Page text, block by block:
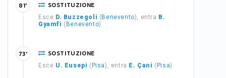
SOSTITUZIONE
Esce D. Buzzegoli ( Benevento), entra B.
Gyamfi ( Benevento)
81'
SOSTITUZIONE
Esce U. Eusepi ( Pisa), entra E. Çani ( Pisa)
73'